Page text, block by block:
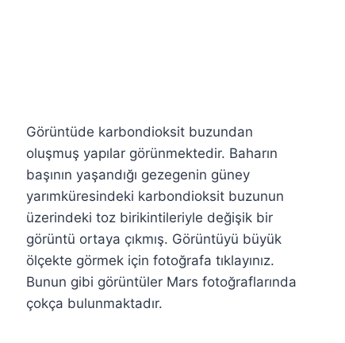
Görüntüde karbondioksit buzundan
oluşmuş yapılar görünmektedir. Baharın
başının yaşandığı gezegenin güney
yarımküresindeki karbondioksit buzunun
üzerindeki toz birikintileriyle değişik bir
görüntü ortaya çıkmış. Görüntüyü büyük
ölçekte görmek için fotoğrafa tıklayınız.
Bunun gibi görüntüler Mars fotoğraflarında
çokça bulunmaktadır.